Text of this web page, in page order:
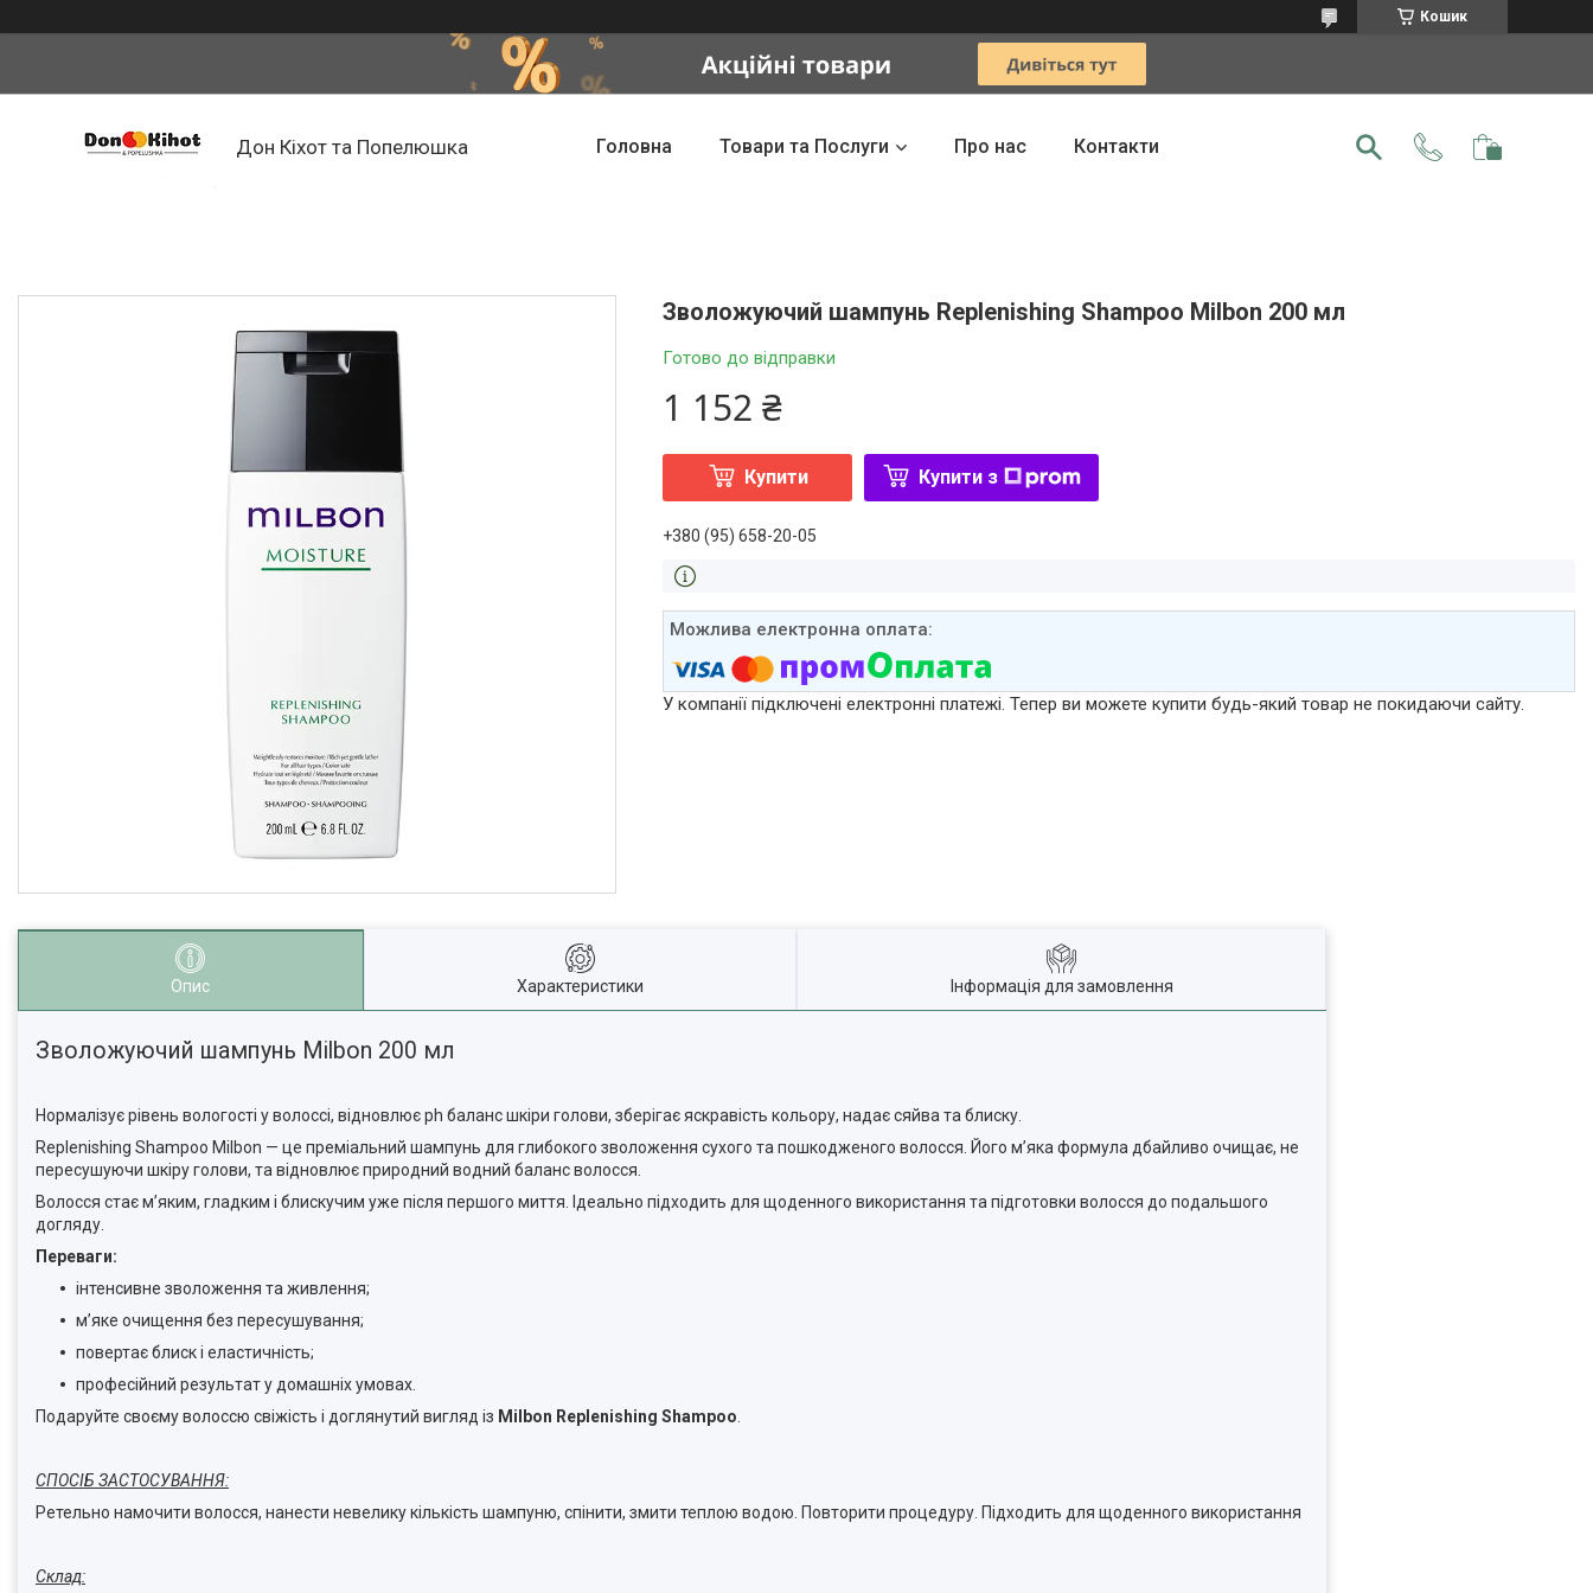
Кошик
Дон Кіхот та Попелюшка Головна Товари та Послуги Про нас Контакти
Зволожуючий шампунь Replenishing Shampoo Milbon 200 мл
Готово до відправки
1 152 ₴
Купити Купити з
+380 (95) 658-20-05
У компанії підключені електронні платежі. Тепер ви можете купити будь-який товар не покидаючи сайту.
Опис Характеристики Інформація для замовлення
Зволожуючий шампунь Milbon 200 мл
Нормалізує рівень вологості у волоссі, відновлює ph баланс шкіри голови, зберігає яскравість кольору, надає сяйва та блиску.
Replenishing Shampoo Milbon — це преміальний шампунь для глибокого зволоження сухого та пошкодженого волосся. Його м’яка формула дбайливо очищає, не
пересушуючи шкіру голови, та відновлює природний водний баланс волосся.
Волосся стає м’яким, гладким і блискучим уже після першого миття. Ідеально підходить для щоденного використання та підготовки волосся до подальшого
догляду.
Переваги:
інтенсивне зволоження та живлення;
м’яке очищення без пересушування;
повертає блиск і еластичність;
професійний результат у домашніх умовах.
Подаруйте своєму волоссю свіжість і доглянутий вигляд із Milbon Replenishing Shampoo
СПОСІБ ЗАСТОСУВАННЯ:
Ретельно намочити волосся, нанести невелику кількість шампуню, спінити, змити теплою водою. Повторити процедуру. Підходить для щоденного використання
Склад: